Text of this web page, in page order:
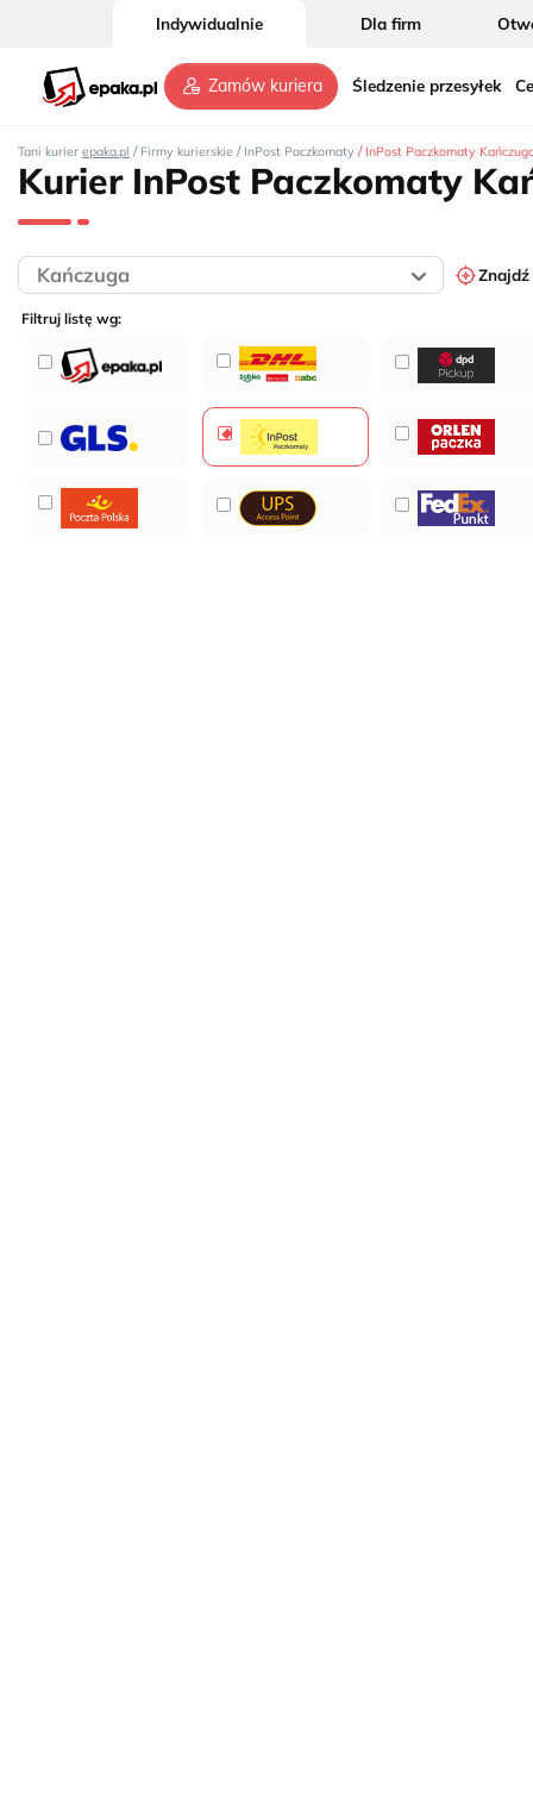
Indywidualnie Dla firm
Zamów kuriera Śledzenie przesyłek
Tani kurier epaka.pl / Firmy kurierskie / InPost Paczkomaty / InPost Paczkomaty
Kurier InPost Paczkomaty
Filtruj listę wg: